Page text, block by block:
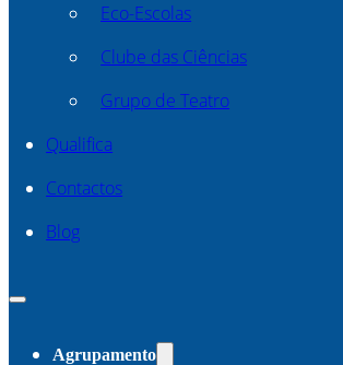
Eco-Escolas
Clube das Ciências
Grupo de Teatro
Qualifica
Contactos
Blog
Agrupamento